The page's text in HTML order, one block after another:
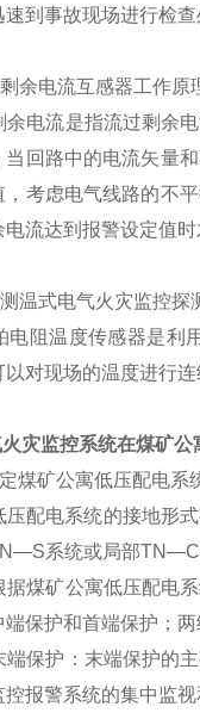
速到事故现场进行检查
余电流互感器工作原
流是指流过剩余电
当回路中的电流矢量
，考虑电气线路的不
电流达到报警设定值时
温式电气火灾监控探
温度传感器是利用
以对现场的温度进行
灾监控系统在煤矿
煤矿公寓低压配电系
电系统的接地形式
系统或局部
矿公寓低压配电系
端保护和首端保护；
护：末端保护的主
控报警系统的集中监视